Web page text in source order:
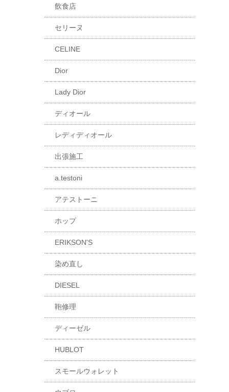
飲食店
セリーヌ
CELINE
Dior
Lady Dior
ディオール
レディディオール
出張施工
a.testoni
アテストーニ
ホップ
ERIKSON'S
染め直し
DIESEL
鞄修理
ディーゼル
HUBLOT
スモールウォレット